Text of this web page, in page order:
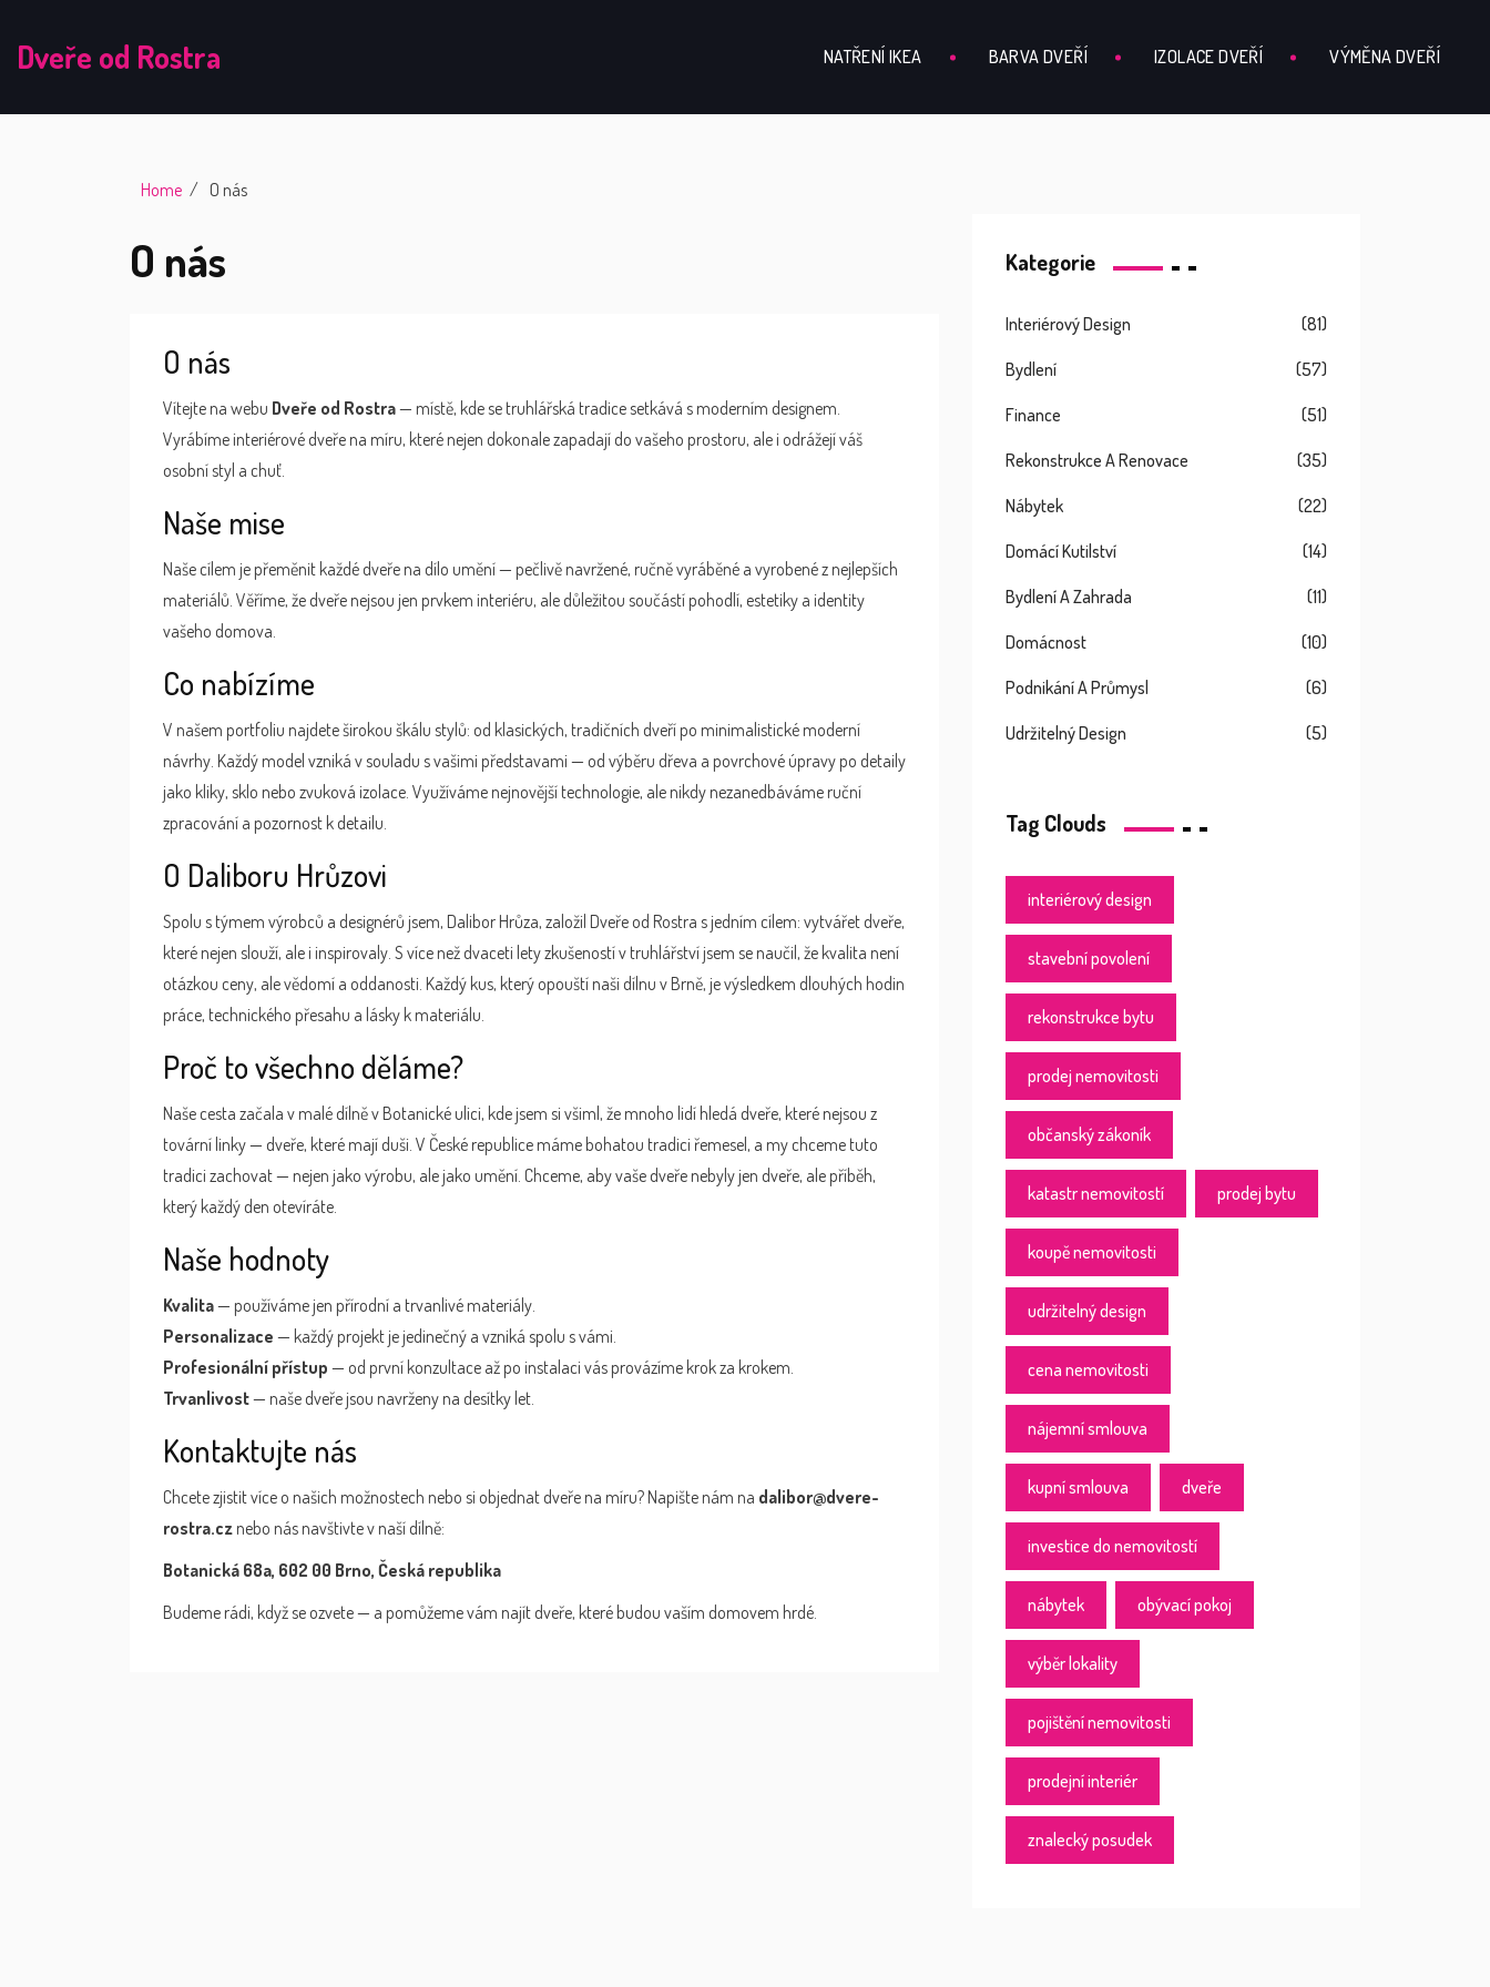
Dveře od Rostra NATŘENÍ IKEA BARVA DVEŘÍ IZOLACE DVEŘÍ VÝMĚNA DVEŘÍ
Home O nás
O nás
O nás
Vítejte na webu Dveře od Rostra— místě, kde se truhlářská tradice setkává s moderním designem.
Vyrábíme interiérové dveře na míru, které nejen dokonale zapadají do vašeho prostoru, ale i odrážejí váš
osobní styl a chuť.
Naše mise
Naše cílem je přeměnit každé dveře na dílo umění — pečlivě navržené, ručně vyráběné a vyrobené z nejlepších
materiálů. Věříme, že dveře nejsou jen prvkem interiéru, ale důležitou součástí pohodlí, estetiky a identity
vašeho domova.
Co nabízíme
V našem portfoliu najdete širokou škálu stylů: od klasických, tradičních dveří po minimalistické moderní
návrhy. Každý model vzniká v souladu s vašimi představami — od výběru dřeva a povrchové úpravy po detaily
jako kliky, sklo nebo zvuková izolace. Využíváme nejnovější technologie, ale nikdy nezanedbáváme ruční
zpracování a pozornost k detailu.
O Daliboru Hrůzovi
Spolu s týmem výrobců a designérů jsem, Dalibor Hrůza, založil Dveře od Rostra s jedním cílem: vytvářet dveře,
které nejen slouží, ale i inspirovaly. S více než dvaceti lety zkušeností v truhlářství jsem se naučil, že kvalita není
otázkou ceny, ale vědomí a oddanosti. Každý kus, který opouští naši dílnu v Brně, je výsledkem dlouhých hodin
práce, technického přesahu a lásky k materiálu.
Proč to všechno děláme?
Naše cesta začala v malé dílně v Botanické ulici, kde jsem si všiml, že mnoho lidí hledá dveře, které nejsou z
tovární linky — dveře, které mají duši. V České republice máme bohatou tradici řemesel, a my chceme tuto
tradici zachovat — nejen jako výrobu, ale jako umění. Chceme, aby vaše dveře nebyly jen dveře, ale příběh,
který každý den otevíráte.
Naše hodnoty
Kvalita— používáme jen přírodní a trvanlivé materiály.
Personalizace — každý projekt je jedinečný a vzniká spolu s vámi.
Profesionální přístup — od první konzultace až po instalaci vás provázíme krok za krokem.
Trvanlivost— naše dveře jsou navrženy na desítky let.
Kontaktujte nás
Chcete zjistit více o našich možnostech nebo si objednat dveře na míru? Napište nám na dalibor@dvere-
rostra.cz nebo nás navštivte v naší dílně:
Botanická 68a, 602 00 Brno, Česká republika
Budeme rádi, když se ozvete — a pomůžeme vám najít dveře, které budou vaším domovem hrdé.
Kategorie
Interiérový Design (81)
Bydlení (57)
Finance (51)
Rekonstrukce A Renovace (35)
Nábytek (22)
Domácí Kutilství (14)
Bydlení A Zahrada (11)
Domácnost (10)
Podnikání A Průmysl (6)
Udržitelný Design (5)
Tag Clouds
interiérový design
stavební povolení
rekonstrukce bytu
prodej nemovitosti
občanský zákoník
katastr nemovitostí prodej bytu
koupě nemovitosti
udržitelný design
cena nemovitosti
nájemní smlouva
kupní smlouva dveře
investice do nemovitostí
nábytek obývací pokoj
výběr lokality
pojištění nemovitosti
prodejní interiér
znalecký posudek